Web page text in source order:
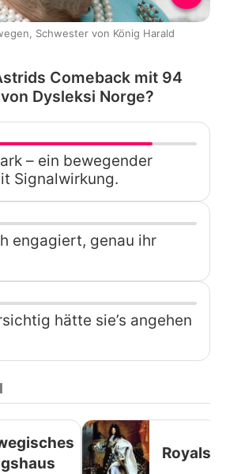
Schwester von König Harald
Comeback mit 94
Dysleksi Norge?
– ein bewegender
Signalwirkung.
engagiert, genau ihr
hätte sie’s angehen
Royals